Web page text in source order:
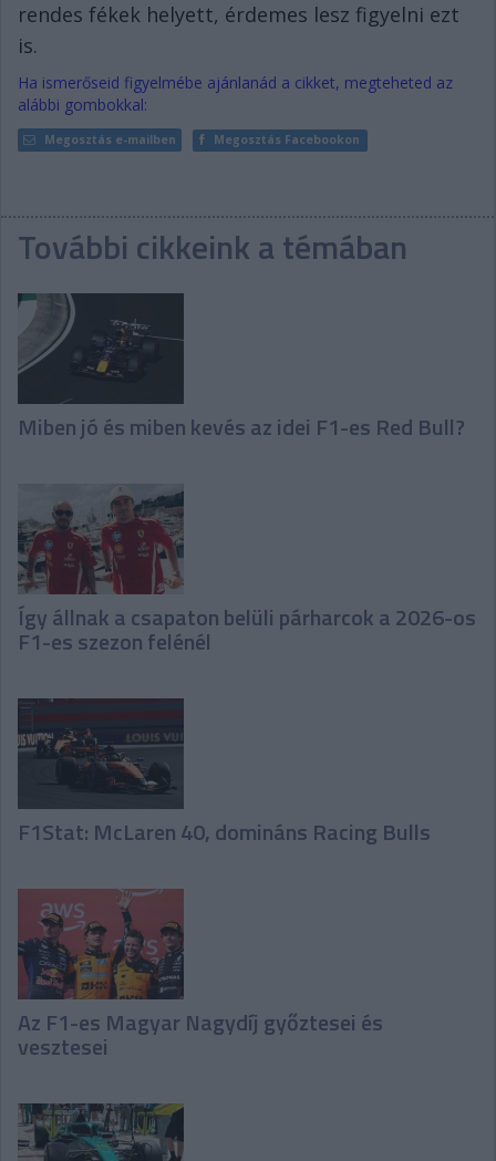
rendes fékek helyett, érdemes lesz figyelni ezt
is.
Ha ismerőseid figyelmébe ajánlanád a cikket, megteheted az
alábbi gombokkal:
Megosztás e-mailben Megosztás Facebookon
További cikkeink a témában
Miben jó és miben kevés az idei F1-es Red Bull?
Így állnak a csapaton belüli párharcok a 2026-os
F1-es szezon felénél
F1Stat: McLaren 40, domináns Racing Bulls
Az F1-es Magyar Nagydíj győztesei és
vesztesei